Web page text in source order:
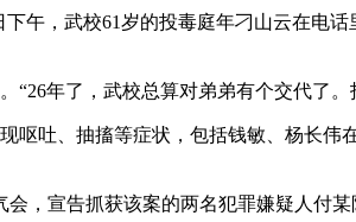
午，武校61岁的投毒庭年刁山云在电
“26年了，武校总算对弟弟有个交代了。
呕吐、抽搐等症状，包括钱敏、杨长
，宣告抓获该案的两名犯罪嫌疑人付某